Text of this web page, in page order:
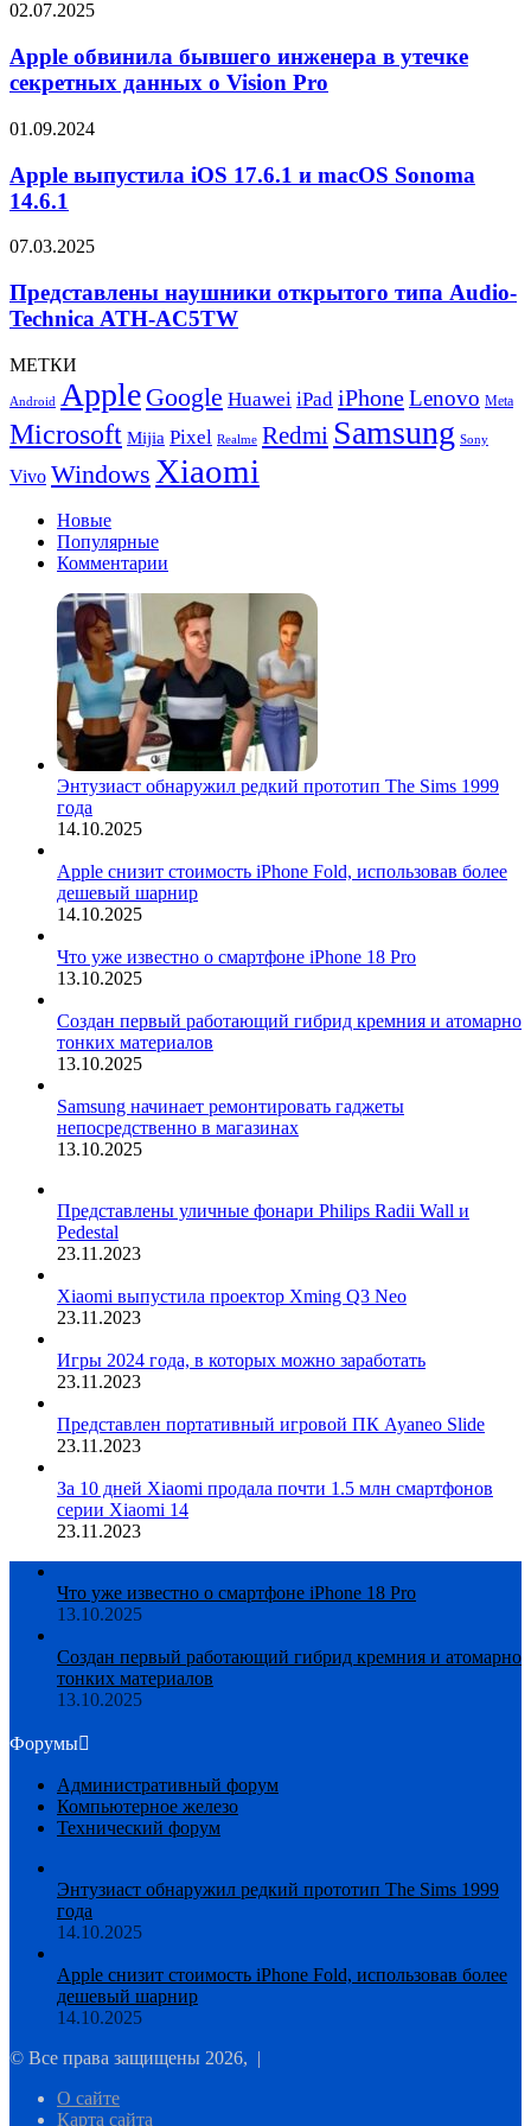
Galaxy
Fold7
Apple
бывшего
инженера
в
секретных
о
Vision
02.07.2025
Apple обвинила бывшего инженера в утечке
секретных данных о Vision Pro
Apple
iOS
17.6.1
и
Sonoma
01.09.2024
Apple выпустила iOS 17.6.1 и macOS Sonoma
14.6.1
Представлены
открытого
типа
Audio-
ATH-
AC5TW
07.03.2025
Представлены наушники открытого типа Audio-
Technica ATH-AC5TW
МЕТКИ
Android Apple Google Huawei iPad iPhoneLenovo Meta
Microsoft Mijia Pixel Realme Redmi Samsung Sony
Vivo Windows Xiaomi
Новые
Популярные
Комментарии
Энтузиаст обнаружил редкий прототип The Sims 1999
года
14.10.2025
Apple снизит стоимость iPhone Fold, использовав более
дешевый шарнир
14.10.2025
Что уже известно о смартфоне iPhone 18 Pro
13.10.2025
Создан первый работающий гибрид кремния и атомарно
тонких материалов
13.10.2025
Samsung начинает ремонтировать гаджеты
непосредственно в магазинах
13.10.2025
Представлены уличные фонари Philips Radii Wall и
Pedestal
23.11.2023
Xiaomi выпустила проектор Xming Q3 Neo
23.11.2023
Игры 2024 года, в которых можно заработать
23.11.2023
Представлен портативный игровой ПК Ayaneo Slide
23.11.2023
За 10 дней Xiaomi продала почти 1.5 млн смартфонов
серии Xiaomi 14
23.11.2023
Что уже известно о смартфоне iPhone 18 Pro
13.10.2025
Создан первый работающий гибрид кремния и атомарно
тонких материалов
13.10.2025
Форумы
Административный форум
Компьютерное железо
Технический форум
Энтузиаст обнаружил редкий прототип The Sims 1999
года
14.10.2025
Apple снизит стоимость iPhone Fold, использовав более
дешевый шарнир
14.10.2025
© Все права защищены 2026, |
О сайте
Карта сайта